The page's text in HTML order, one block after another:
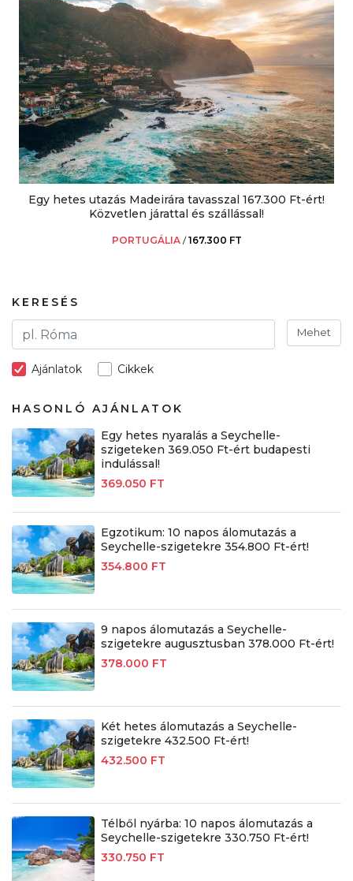
Egy hetes utazás Madeirára tavasszal 167.300 Ft-ért!
Közvetlen járattal és szállással!
PORTUGÁLIA /167.300 FT
KERESÉS
Mehet
Ajánlatok Cikkek
HASONLÓ AJÁNLATOK
Egy hetes nyaralás a Seychelle-
szigeteken 369.050 Ft-ért budapesti
indulással!
369.050 FT
Egzotikum: 10 napos álomutazás a
Seychelle-szigetekre 354.800 Ft-ért!
354.800 FT
9 napos álomutazás a Seychelle-
szigetekre augusztusban 378.000 Ft-ért!
378.000 FT
Két hetes álomutazás a Seychelle-
szigetekre 432.500 Ft-ért!
432.500 FT
Télből nyárba: 10 napos álomutazás a
Seychelle-szigetekre 330.750 Ft-ért!
330.750 FT